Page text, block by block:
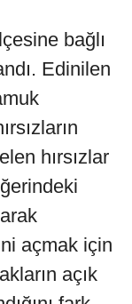
bağlı
Edinilen
hırsızlar
açmak için
açık